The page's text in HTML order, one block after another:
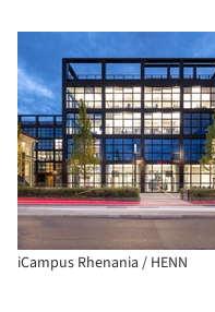
iCampus Rhenania / HENN